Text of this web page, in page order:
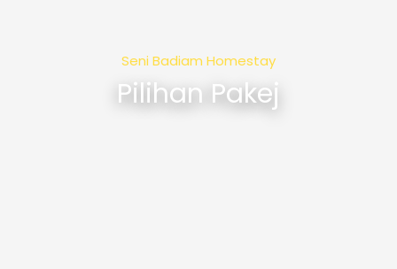
Seni Badiam Homestay
Pilihan Pakej